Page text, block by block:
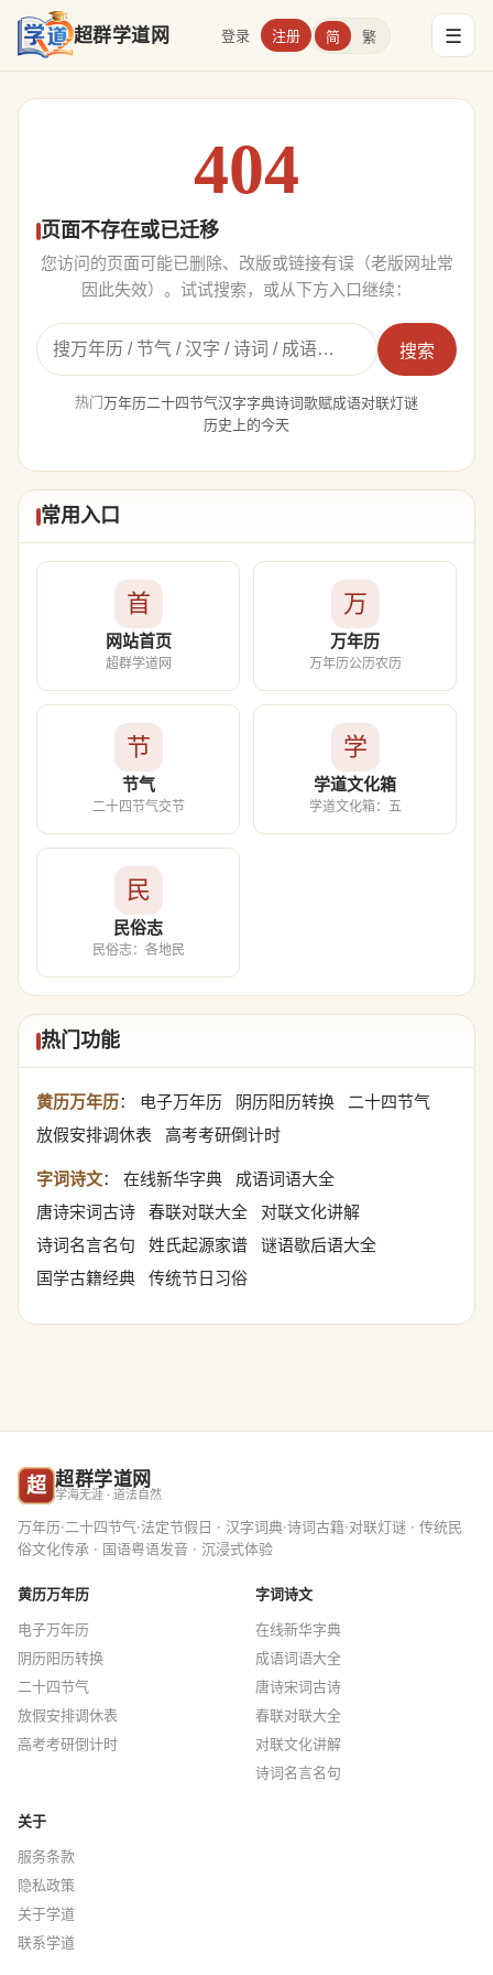
超群学道网 登录 注册 简 繁 ☰
404
页面不存在或已迁移
您访问的页面可能已删除、改版或链接有误（老版网址常
因此失效）。试试搜索，或从下方入口继续：
搜索
热门万年历二十四节气汉字字典诗词歌赋成语对联灯谜
历史上的今天
常用入口
首
网站首页
超群学道网
万
万年历
万年历公历农历
节
节气
二十四节气交节
学
学道文化箱
学道文化箱：五
民
民俗志
民俗志：各地民
热门功能
黄历万年历： 电子万年历 阴历阳历转换
二十四节气
放假安排调休表
高考考研倒计时
字词诗文： 在线新华字典
成语词语大全
唐诗宋词古诗
春联对联大全
对联文化讲解
诗词名言名句
姓氏起源家谱
谜语歇后语大全
国学古籍经典
传统节日习俗
超 超群学道网
学海无涯 · 道法自然
万年历·二十四节气·法定节假日 · 汉字词典·诗词古籍·对联灯谜 · 传统民
俗文化传承 · 国语粤语发音 · 沉浸式体验
黄历万年历
电子万年历
阴历阳历转换
二十四节气
放假安排调休表
高考考研倒计时
字词诗文
在线新华字典
成语词语大全
唐诗宋词古诗
春联对联大全
对联文化讲解
诗词名言名句
关于
服务条款
隐私政策
关于学道
联系学道